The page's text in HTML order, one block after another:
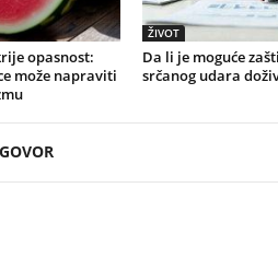
opasnost:
može napraviti
ŽIVOT
Da li je moguće
srčanog udara